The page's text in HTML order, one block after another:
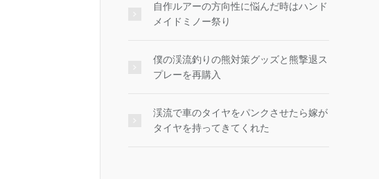
自作ルアーの方向性に悩んだ時はハンド
メイドミノー祭り
僕の渓流釣りの熊対策グッズと熊撃退ス
プレーを再購入
渓流で車のタイヤをパンクさせたら嫁が
タイヤを持ってきてくれた